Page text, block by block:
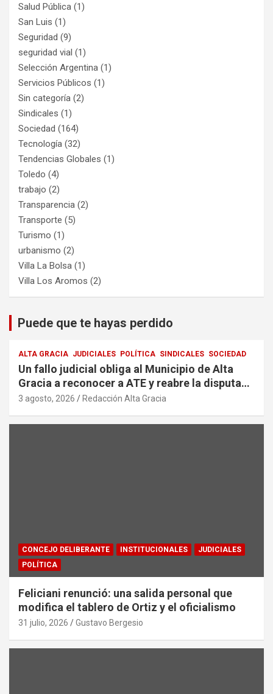
Salud Pública (1)
San Luis (1)
Seguridad (9)
seguridad vial (1)
Selección Argentina (1)
Servicios Públicos (1)
Sin categoría (2)
Sindicales (1)
Sociedad (164)
Tecnología (32)
Tendencias Globales (1)
Toledo (4)
trabajo (2)
Transparencia (2)
Transporte (5)
Turismo (1)
urbanismo (2)
Villa La Bolsa (1)
Villa Los Aromos (2)
Puede que te hayas perdido
ALTA GRACIA JUDICIALES POLÍTICA SINDICALES SOCIEDAD
Un fallo judicial obliga al Municipio de Alta
Gracia a reconocer a ATE y reabre la disputa
por la representación sindical
3 agosto, 2026 Redacción Alta Gracia
CONCEJO DELIBERANTE INSTITUCIONALES
JUDICIALES
POLÍTICA
Feliciani renunció: una salida personal que
modifica el tablero de Ortiz y el oficialismo
31 julio, 2026 Gustavo Bergesio